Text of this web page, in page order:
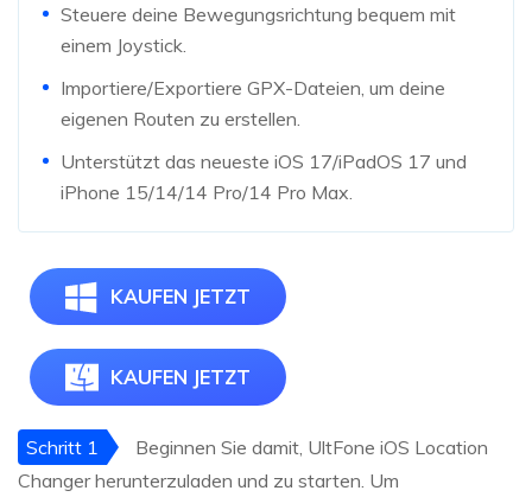
Steuere deine Bewegungsrichtung bequem mit
einem Joystick.
Importiere/Exportiere GPX-Dateien, um deine
eigenen Routen zu erstellen.
Unterstützt das neueste iOS 17/iPadOS 17 und
iPhone 15/14/14 Pro/14 Pro Max.
KAUFEN JETZT
KAUFEN JETZT
Schritt 1
Beginnen Sie damit, UltFone iOS Location
Changer herunterzuladen und zu starten. Um